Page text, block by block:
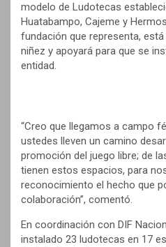
modelo de Ludotecas
Huatabampo, Cajeme y
fundación que representa,
niñez y apoyará para que se
entidad.
“Creo que llegamos a campo
ustedes lleven un camino
promoción del juego libre; de
tienen estos espacios, para
reconocimiento el hecho que
colaboración”, comentó.
En coordinación con DIF
instalado 23 ludotecas en 17